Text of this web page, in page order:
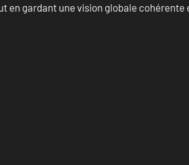
en gardant une vision globale